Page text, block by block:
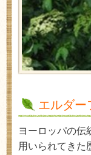
エルダー
ヨーロッパの伝
用いられてきた